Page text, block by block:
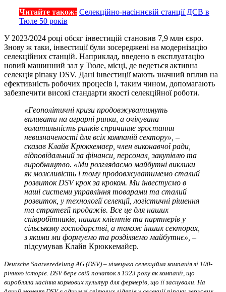
Читайте також: Селекційно-насіннєвій станції ДСВ в
Тюле 50 років
У 2023/2024 році обсяг інвестицій становив 7,9 млн євро.
Знову ж таки, інвестиції були зосереджені на модернізацію
селекційних станцій. Наприклад, введено в експлуатацію
новий машинний зал у Тюле, місці, де ведеться активна
селекція ріпаку DSV. Дані інвестиції мають значний вплив на
ефективність робочих процесів і, таким чином, допомагають
забезпечити високі стандарти якості селекційної роботи.
«Геополітичні кризи продовжуватимуть
впливати на аграрні ринки, а очікувана
волатильність ринків спричиняє зростання
невизначеності для всіх компаній сектору», –
сказав Клайв Крюккемаєр, член виконавчої ради,
відповідальний за фінанси, персонал, закупівлю та
виробництво. «Ми розглядаємо майбутні виклики
як можливість і тому продовжуватимемо сталий
розвиток DSV крок за кроком. Ми інвестуємо в
наші системи управління товарами та сталий
розвиток, у технології селекції, логістичні рішення
та стратегії продажів. Все це для наших
співробітників, наших клієнтів та партнерів у
сільському господарстві, а також інших секторах,
з якими ми формуємо та розділяємо майбутнє», –
підсумував Клайв Крюккемайєр.
Deutsche Saatveredelung AG (DSV) – німецька селекційна компанія зі 100-
річною історіє. DSV бере свій початок з 1923 року як компанії, що
виробляла насіння кормових культур для фермерів, що її заснували. На